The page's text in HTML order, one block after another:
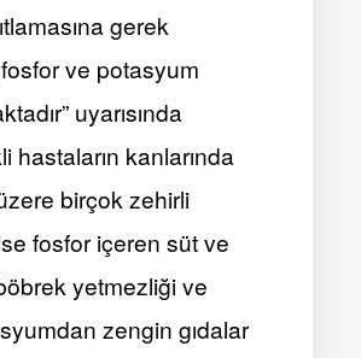
gerek
ve potasyum
uyarısında
kanlarında
birçok zehirli
fosfor içeren süt ve
yetmezliği ve
zengin gıdalar